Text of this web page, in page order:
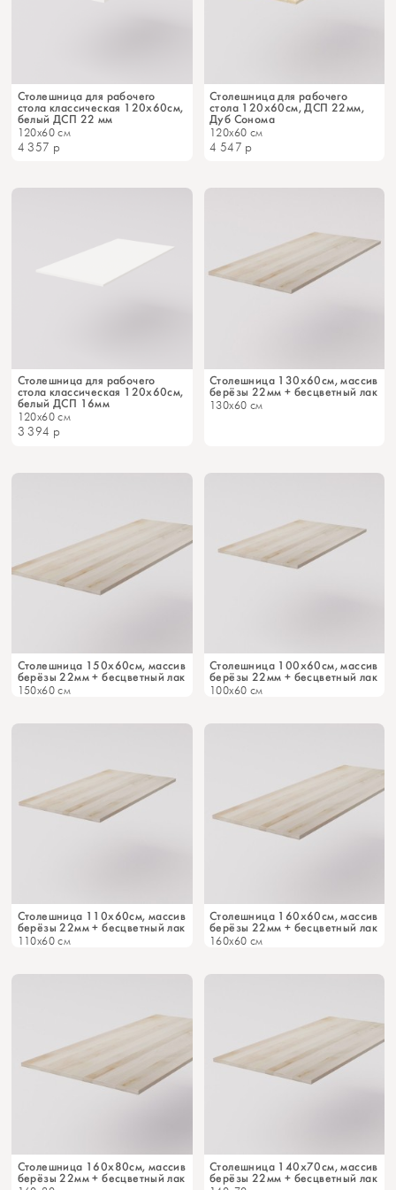
Столешница для рабочего
стола классическая 120х60см,
белый ДСП 22 мм
120x60 см
4 357 р
Столешница для рабочего
стола 120х60см, ДСП 22мм,
Дуб Сонома
120x60 см
4 547 р
Столешница для рабочего
стола классическая 120х60см,
белый ДСП 16мм
120x60 см
3 394 р
Столешница 130х60см, массив
берёзы 22мм + бесцветный лак
130x60 см
Столешница 150х60см, массив
берёзы 22мм + бесцветный лак
150x60 см
Столешница 100х60см, массив
берёзы 22мм + бесцветный лак
100x60 см
Столешница 110х60см, массив
берёзы 22мм + бесцветный лак
110x60 см
Столешница 160х60см, массив
берёзы 22мм + бесцветный лак
160x60 см
Cтолешница 160х80см, массив
берёзы 22мм + бесцветный лак
Столешница 140х70см, массив
берёзы 22мм + бесцветный лак